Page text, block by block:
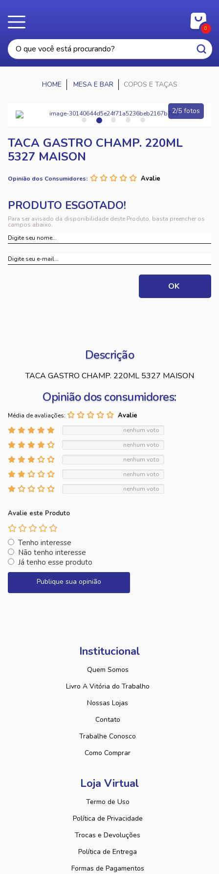
0
MESA E BAR COPOS E TAÇAS
2/5 fotos
TACA GASTRO CHAMP. 220ML
5327 MAISON
Opinião dos Consumidores:
Para ser avisado da disponibilidade deste Produto, basta preencher os
campos abaixo.
Descrição
TACA GASTRO CHAMP. 220ML 5327 MAISON
Opinião dos consumidores:
Média de avaliações:
nenhum voto
nenhum voto
nenhum voto
nenhum voto
nenhum voto
Avalie este Produto
Tenho interesse
Não tenho interesse
Já tenho esse produto
Publique sua opinião
Institucional
Quem Somos
Livro A Vitória do Trabalho
Nossas Lojas
Contato
Trabalhe Conosco
Como Comprar
Loja Virtual
Termo de Uso
Política de Privacidade
Trocas e Devoluções
Política de Entrega
Formas de Pagamentos